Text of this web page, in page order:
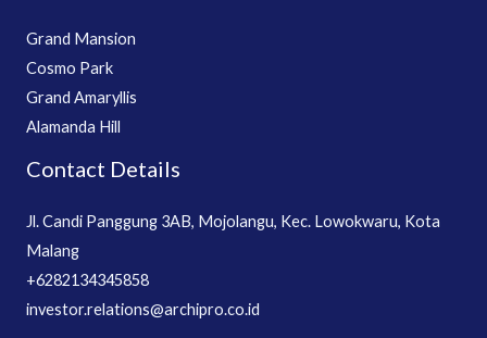
Grand Mansion
Cosmo Park
Grand Amaryllis
Alamanda Hill
Contact Details
Jl. Candi Panggung 3AB, Mojolangu, Kec. Lowokwaru, Kota
Malang
+6282134345858
investor.relations@archipro.co.id